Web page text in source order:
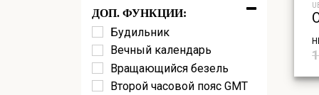
ДОП. ФУНКЦИИ:
Будильник
Вечный календарь
Вращающийся безель
Второй часовой пояс GMT